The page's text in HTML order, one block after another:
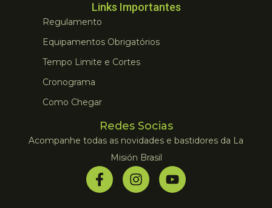
Links Importantes
Regulamento
Equipamentos Obrigatórios
Tempo Limite e Cortes
Cronograma
Como Chegar
Redes Socias
Acompanhe todas as novidades e bastidores da La
Misión Brasil